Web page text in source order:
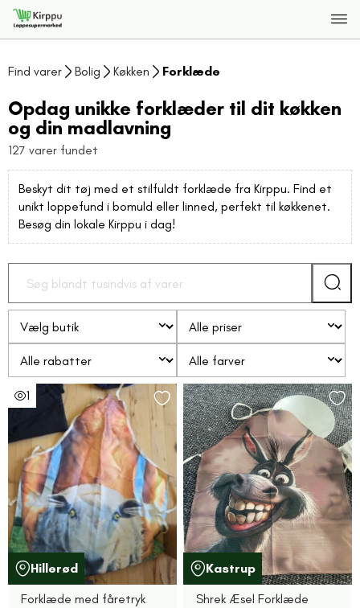
Find varer Bolig Køkken Forklæde
Opdag unikke forklæder til dit køkken
og din madlavning
127 varer fundet
Beskyt dit tøj med et stilfuldt forklæde fra Kirppu. Find et
unikt loppefund i bomuld eller linned, perfekt til køkkenet.
Besøg din lokale Kirppu i dag!
1
Hillerød
Forklæde med fåretryk
Kastrup
Shrek Æsel Forklæde